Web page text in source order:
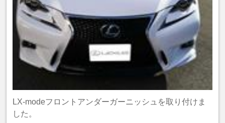
LX-modeフロントアンダーガーニッシュを取り付けま
した。